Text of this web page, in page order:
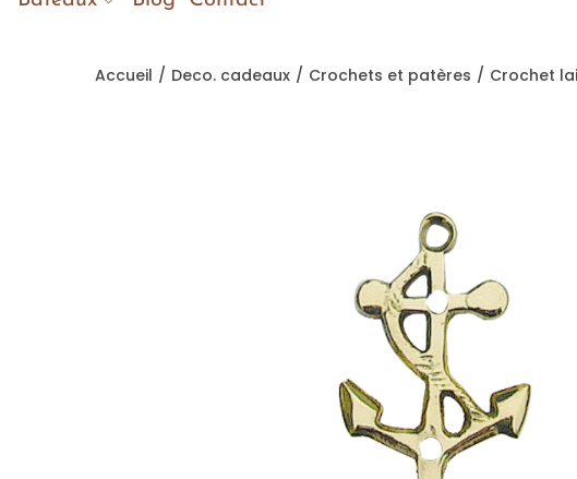
Accueil / Deco. cadeaux / Crochets et patères / Crochet